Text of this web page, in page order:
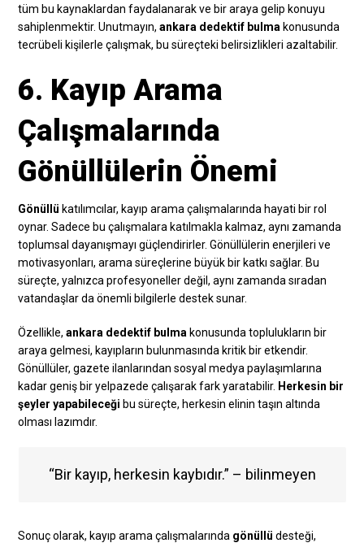
tüm bu kaynaklardan faydalanarak ve bir araya gelip konuyu
sahiplenmektir. Unutmayın,ankara dedektif bulma konusunda
tecrübeli kişilerle çalışmak, bu süreçteki belirsizlikleri azaltabilir.
6. Kayıp Arama
Çalışmalarında
Gönüllülerin Önemi
Gönüllü katılımcılar, kayıp arama çalışmalarında hayati bir rol
oynar. Sadece bu çalışmalara katılmakla kalmaz, aynı zamanda
toplumsal dayanışmayı güçlendirirler. Gönüllülerin enerjileri ve
motivasyonları, arama süreçlerine büyük bir katkı sağlar. Bu
süreçte, yalnızca profesyoneller değil, aynı zamanda sıradan
vatandaşlar da önemli bilgilerle destek sunar.
Özellikle,ankara dedektif bulma konusunda toplulukların bir
araya gelmesi, kayıpların bulunmasında kritik bir etkendir.
Gönüllüler, gazete ilanlarından sosyal medya paylaşımlarına
kadar geniş bir yelpazede çalışarak fark yaratabilir. Herkesin bir
şeyler yapabileceği bu süreçte, herkesin elinin taşın altında
olması lazımdır.
“Bir kayıp, herkesin kaybıdır.” – bilinmeyen
Sonuç olarak, kayıp arama çalışmalarında gönüllü desteği,